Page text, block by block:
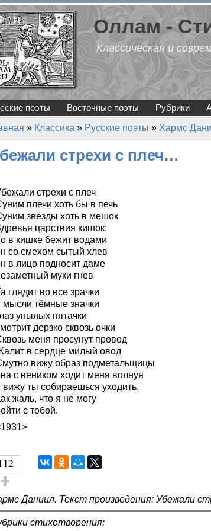
Оллам -
Классическая и
поэты Восточные поэты Рубрики
здесь
» Классика » Русские поэты » Хармс
стрехи с плеч…
стрехи с плеч
плечи хоть бы в печь
звёзды хоть в мешок
царствия кишок:
в кишке бежит водами
со смехом сытый хлев
в лицо подносит даме
муки гнев
глядит во все зрачки
мысли тёмные значки
унылых пятачки
дерзко сквозь очки
меня просунут провод
в сердце милый овод
вижу образ подметальщицы
с веником ходит меня волнуя
вижу ты собираешься уходить.
жаль, что я не могу
с тобой.
за!
Даниил. Текст произведения: Убежали
стихотворения: